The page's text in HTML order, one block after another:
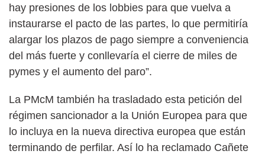
hay presiones de los lobbies para que vuelva a
instaurarse el pacto de las partes, lo que permitiría
alargar los plazos de pago siempre a conveniencia
del más fuerte y conllevaría el cierre de miles de
pymes y el aumento del paro”.
La PMcM también ha trasladado esta petición del
régimen sancionador a la Unión Europea para que
lo incluya en la nueva directiva europea que están
terminando de perfilar. Así lo ha reclamado Cañete